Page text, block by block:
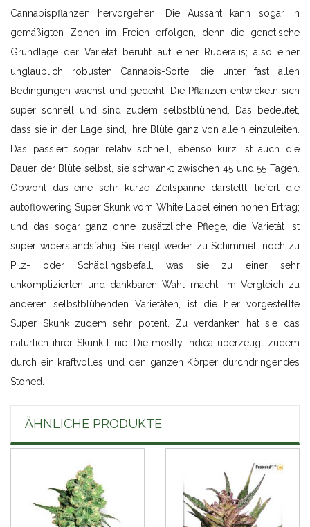
Cannabispflanzen hervorgehen. Die Aussaht kann sogar in
gemäßigten Zonen im Freien erfolgen, denn die genetische
Grundlage der Varietät beruht auf einer Ruderalis; also einer
unglaublich robusten Cannabis-Sorte, die unter fast allen
Bedingungen wächst und gedeiht. Die Pflanzen entwickeln sich
super schnell und sind zudem selbstblühend. Das bedeutet,
dass sie in der Lage sind, ihre Blüte ganz von allein einzuleiten.
Das passiert sogar relativ schnell, ebenso kurz ist auch die
Dauer der Blüte selbst, sie schwankt zwischen 45 und 55 Tagen.
Obwohl das eine sehr kurze Zeitspanne darstellt, liefert die
autoflowering Super Skunk vom White Label einen hohen Ertrag;
und das sogar ganz ohne zusätzliche Pflege, die Varietät ist
super widerstandsfähig. Sie neigt weder zu Schimmel, noch zu
Pilz- oder Schädlingsbefall, was sie zu einer sehr
unkomplizierten und dankbaren Wahl macht. Im Vergleich zu
anderen selbstblühenden Varietäten, ist die hier vorgestellte
Super Skunk zudem sehr potent. Zu verdanken hat sie das
natürlich ihrer Skunk-Linie. Die mostly Indica überzeugt zudem
durch ein kraftvolles und den ganzen Körper durchdringendes
Stoned.
ÄHNLICHE PRODUKTE